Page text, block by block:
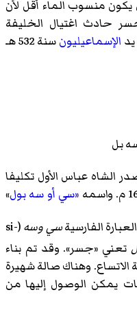
يكون منسوب الماء أقل لأن
حادث اغتيال الخليفة
الإسماعيليون
سنة 532 هـ
بل
الشاه عباس الأول تكليفا
«سي أو سه بول»
الفارسيةسي وسه (si-
تعني «جسر». وقد تم بناء
وهناك صالة شهيرة
يمكن الوصول إليها من